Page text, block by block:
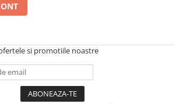
si promotiile noastre